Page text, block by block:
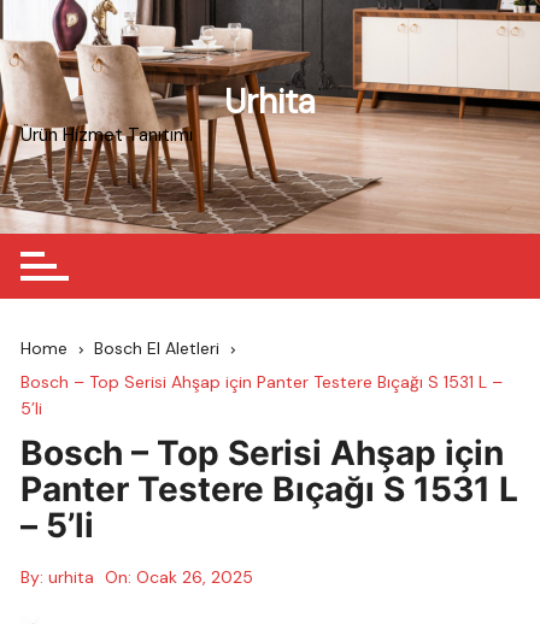
to
content
Urhita
Ürün Hizmet Tanıtımı
Home
Bosch El Aletleri
Bosch – Top Serisi Ahşap için Panter Testere Bıçağı S 1531 L –
5’li
Bosch – Top Serisi Ahşap için
Panter Testere Bıçağı S 1531 L
– 5’li
By: urhita On:Ocak 26, 2025